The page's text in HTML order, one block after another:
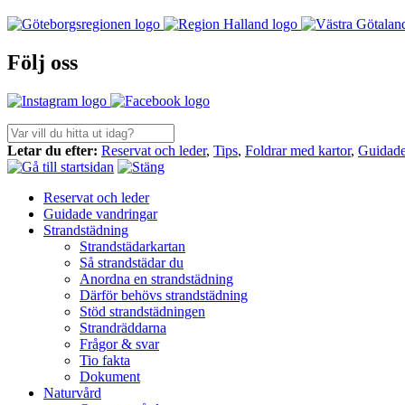
Följ oss
Sök
efter:
Letar du efter: Reservat och leder, Tips, Foldrar med kartor,
Reservat och leder
Guidade vandringar
Strandstädning
Strandstädarkartan
Så strandstädar du
Anordna en strandstädning
Därför behövs strandstädning
Stöd strandstädningen
Strandräddarna
Frågor & svar
Tio fakta
Dokument
Naturvård